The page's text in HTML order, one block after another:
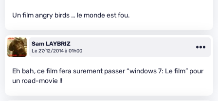
Un film angry birds … le monde est fou.
Sam LAYBRIZ
Le 27/12/2014 à 01h00
Eh bah, ce film fera surement passer “windows 7: Le film” pour
un road-movie !!